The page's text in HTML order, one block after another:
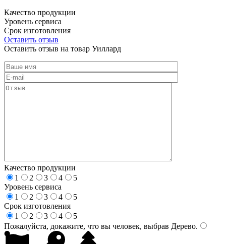
Качество продукции
Уровень сервиса
Срок изготовления
Оставить отзыв
Оставить отзыв на товар Уиллард
Качество продукции
1
2 3 4
5
Уровень сервиса
1
2 3 4
5
Срок изготовления
1
2 3 4
5
Пожалуйста, докажите, что вы человек, выбрав Дерево.